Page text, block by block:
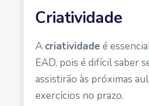
Criatividade
A criatividade é
EAD, pois é difícil saber
assistirão às próximas
exercícios no prazo.